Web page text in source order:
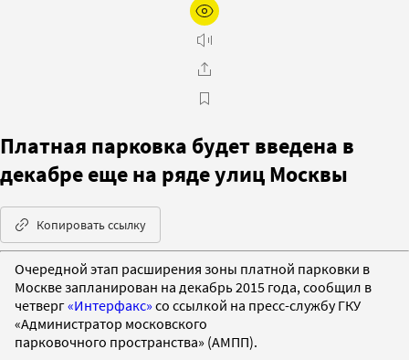
Платная парковка будет введена в
декабре еще на ряде улиц Москвы
Копировать ссылку
Очередной этап расширения зоны платной парковки в
Москве запланирован на декабрь 2015 года, сообщил в
четверг«Интерфакс» со ссылкой на пресс-службу ГКУ
«Администратор московского
парковочного пространства» (АМПП).